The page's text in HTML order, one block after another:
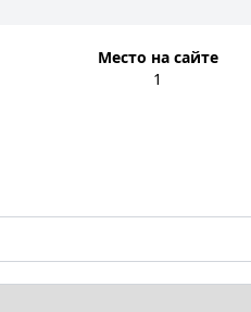
Место на сайте
1